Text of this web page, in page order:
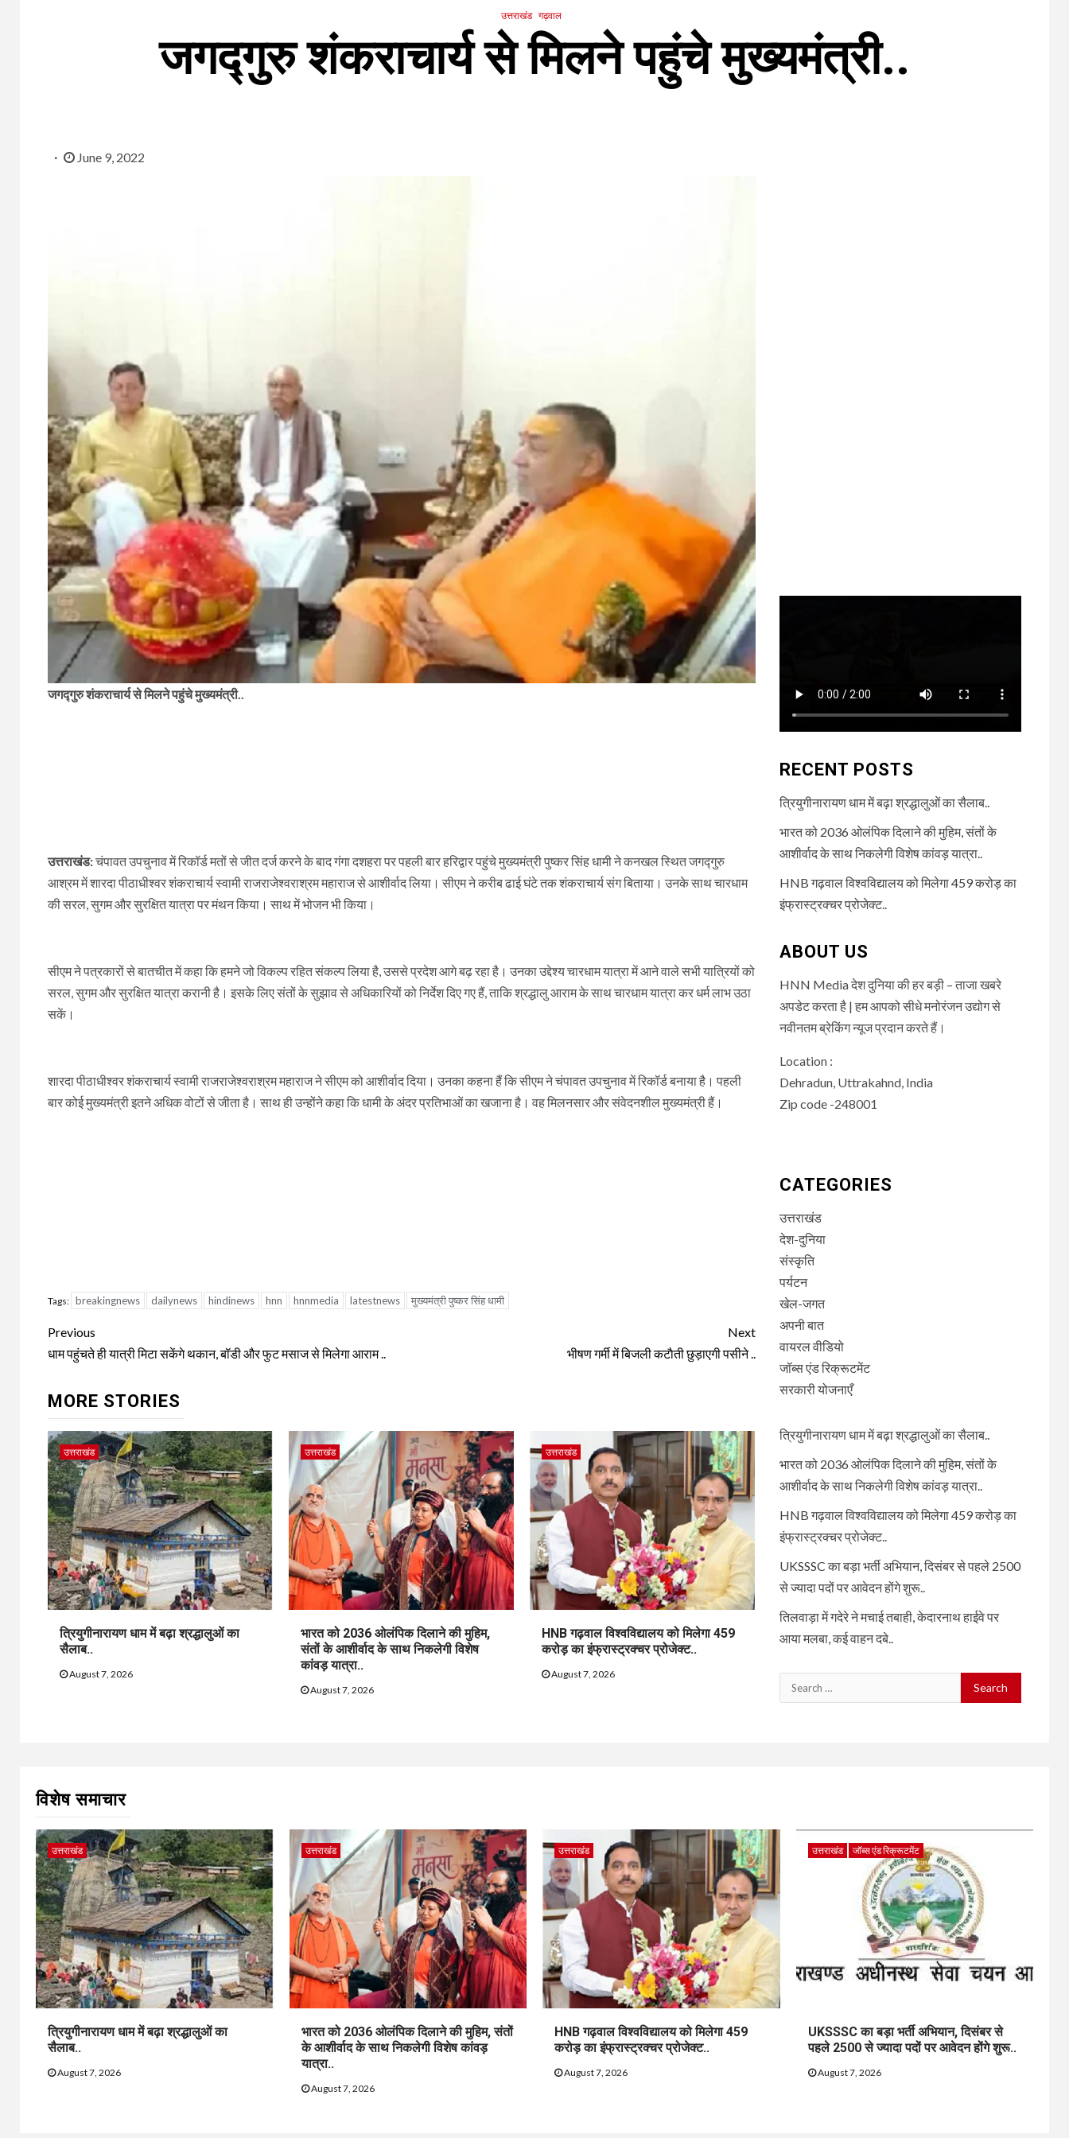
उत्तराखंड गढ़वाल
जगद्गुरु शंकराचार्य से मिलने पहुंचे मुख्यमंत्री..
June 9, 2022
जगद्गुरु शंकराचार्य से मिलने पहुंचे मुख्यमंत्री..
उत्तराखंड:चंपावत उपचुनाव में रिकॉर्ड मतों से जीत दर्ज करने के बाद गंगा दशहरा पर पहली बार हरिद्वार पहुंचे मुख्यमंत्री पुष्कर सिंह धामी ने कनखल स्थित जगद्गुरु
आश्रम में शारदा पीठाधीश्वर शंकराचार्य स्वामी राजराजेश्वराश्रम महाराज से आशीर्वाद लिया। सीएम ने करीब ढाई घंटे तक शंकराचार्य संग बिताया। उनके साथ चारधाम
की सरल, सुगम और सुरक्षित यात्रा पर मंथन किया। साथ में भोजन भी किया।
सीएम ने पत्रकारों से बातचीत में कहा कि हमने जो विकल्प रहित संकल्प लिया है, उससे प्रदेश आगे बढ़ रहा है। उनका उद्देश्य चारधाम यात्रा में आने वाले सभी यात्रियों को
सरल, सुगम और सुरक्षित यात्रा करानी है। इसके लिए संतों के सुझाव से अधिकारियों को निर्देश दिए गए हैं, ताकि श्रद्धालु आराम के साथ चारधाम यात्रा कर धर्म लाभ उठा
सकें।
शारदा पीठाधीश्वर शंकराचार्य स्वामी राजराजेश्वराश्रम महाराज ने सीएम को आशीर्वाद दिया। उनका कहना हैं कि सीएम ने चंपावत उपचुनाव में रिकॉर्ड बनाया है। पहली
बार कोई मुख्यमंत्री इतने अधिक वोटों से जीता है। साथ ही उन्होंने कहा कि धामी के अंदर प्रतिभाओं का खजाना है। वह मिलनसार और संवेदनशील मुख्यमंत्री हैं।
Tags: breakingnews dailynews hindinews hnn hnnmedia latestnews मुख्यमंत्री पुष्कर सिंह धामी
Continue
Reading
Previous
धाम पहुंचते ही यात्री मिटा सकेंगे थकान, बॉडी और फुट मसाज से मिलेगा आराम ..
Next
भीषण गर्मी में बिजली कटाैती छुड़ाएगी पसीने ..
MORE STORIES
उत्तराखंड
त्रियुगीनारायण धाम में बढ़ा श्रद्धालुओं का
सैलाब..
August 7, 2026
उत्तराखंड
भारत को 2036 ओलंपिक दिलाने की मुहिम,
संतों के आशीर्वाद के साथ निकलेगी विशेष
कांवड़ यात्रा..
August 7, 2026
उत्तराखंड
HNB गढ़वाल विश्वविद्यालय को मिलेगा 459
करोड़ का इंफ्रास्ट्रक्चर प्रोजेक्ट..
August 7, 2026
RECENT POSTS
त्रियुगीनारायण धाम में बढ़ा श्रद्धालुओं का सैलाब..
भारत को 2036 ओलंपिक दिलाने की मुहिम, संतों के
आशीर्वाद के साथ निकलेगी विशेष कांवड़ यात्रा..
HNB गढ़वाल विश्वविद्यालय को मिलेगा 459 करोड़ का
इंफ्रास्ट्रक्चर प्रोजेक्ट..
ABOUT US
HNN Media देश दुनिया की हर बड़ी – ताजा खबरे
अपडेट करता है | हम आपको सीधे मनोरंजन उद्योग से
नवीनतम ब्रेकिंग न्यूज प्रदान करते हैं।
Location :
Dehradun, Uttrakahnd, India
Zip code -248001
CATEGORIES
उत्तराखंड
देश-दुनिया
संस्कृति
पर्यटन
खेल-जगत
अपनी बात
वायरल वीडियो
जॉब्स एंड रिक्रूटमेंट
सरकारी योजनाएँ
त्रियुगीनारायण धाम में बढ़ा श्रद्धालुओं का सैलाब..
भारत को 2036 ओलंपिक दिलाने की मुहिम, संतों के
आशीर्वाद के साथ निकलेगी विशेष कांवड़ यात्रा..
HNB गढ़वाल विश्वविद्यालय को मिलेगा 459 करोड़ का
इंफ्रास्ट्रक्चर प्रोजेक्ट..
UKSSSC का बड़ा भर्ती अभियान, दिसंबर से पहले 2500
से ज्यादा पदों पर आवेदन होंगे शुरू..
तिलवाड़ा में गदेरे ने मचाई तबाही, केदारनाथ हाईवे पर
आया मलबा, कई वाहन दबे..
Search
for:
विशेष समाचार
उत्तराखंड
त्रियुगीनारायण धाम में बढ़ा श्रद्धालुओं का
सैलाब..
August 7, 2026
उत्तराखंड
भारत को 2036 ओलंपिक दिलाने की मुहिम, संतों
के आशीर्वाद के साथ निकलेगी विशेष कांवड़
यात्रा..
August 7, 2026
उत्तराखंड
HNB गढ़वाल विश्वविद्यालय को मिलेगा 459
करोड़ का इंफ्रास्ट्रक्चर प्रोजेक्ट..
August 7, 2026
उत्तराखंड जॉब्स एंड रिक्रूटमेंट
UKSSSC का बड़ा भर्ती अभियान, दिसंबर से
पहले 2500 से ज्यादा पदों पर आवेदन होंगे शुरू..
August 7, 2026